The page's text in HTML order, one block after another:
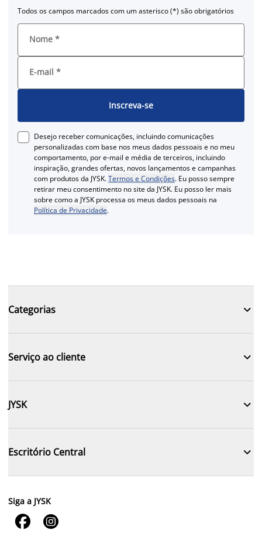
Todos os campos marcados com um asterisco (*) são obrigatórios
Nome *
E-mail *
Inscreva-se
Desejo receber comunicações, incluindo comunicações
personalizadas com base nos meus dados pessoais e no meu
comportamento, por e-mail e média de terceiros, incluindo
inspiração, grandes ofertas, novos lançamentos e campanhas
com produtos da JYSK.Termos e Condições. Eu posso sempre
retirar meu consentimento no site da JYSK. Eu posso ler mais
sobre como a JYSK processa os meus dados pessoais na
Política de Privacidade.
Categorias 
Serviço ao cliente 
JYSK 
Escritório Central 
Siga a JYSK
 